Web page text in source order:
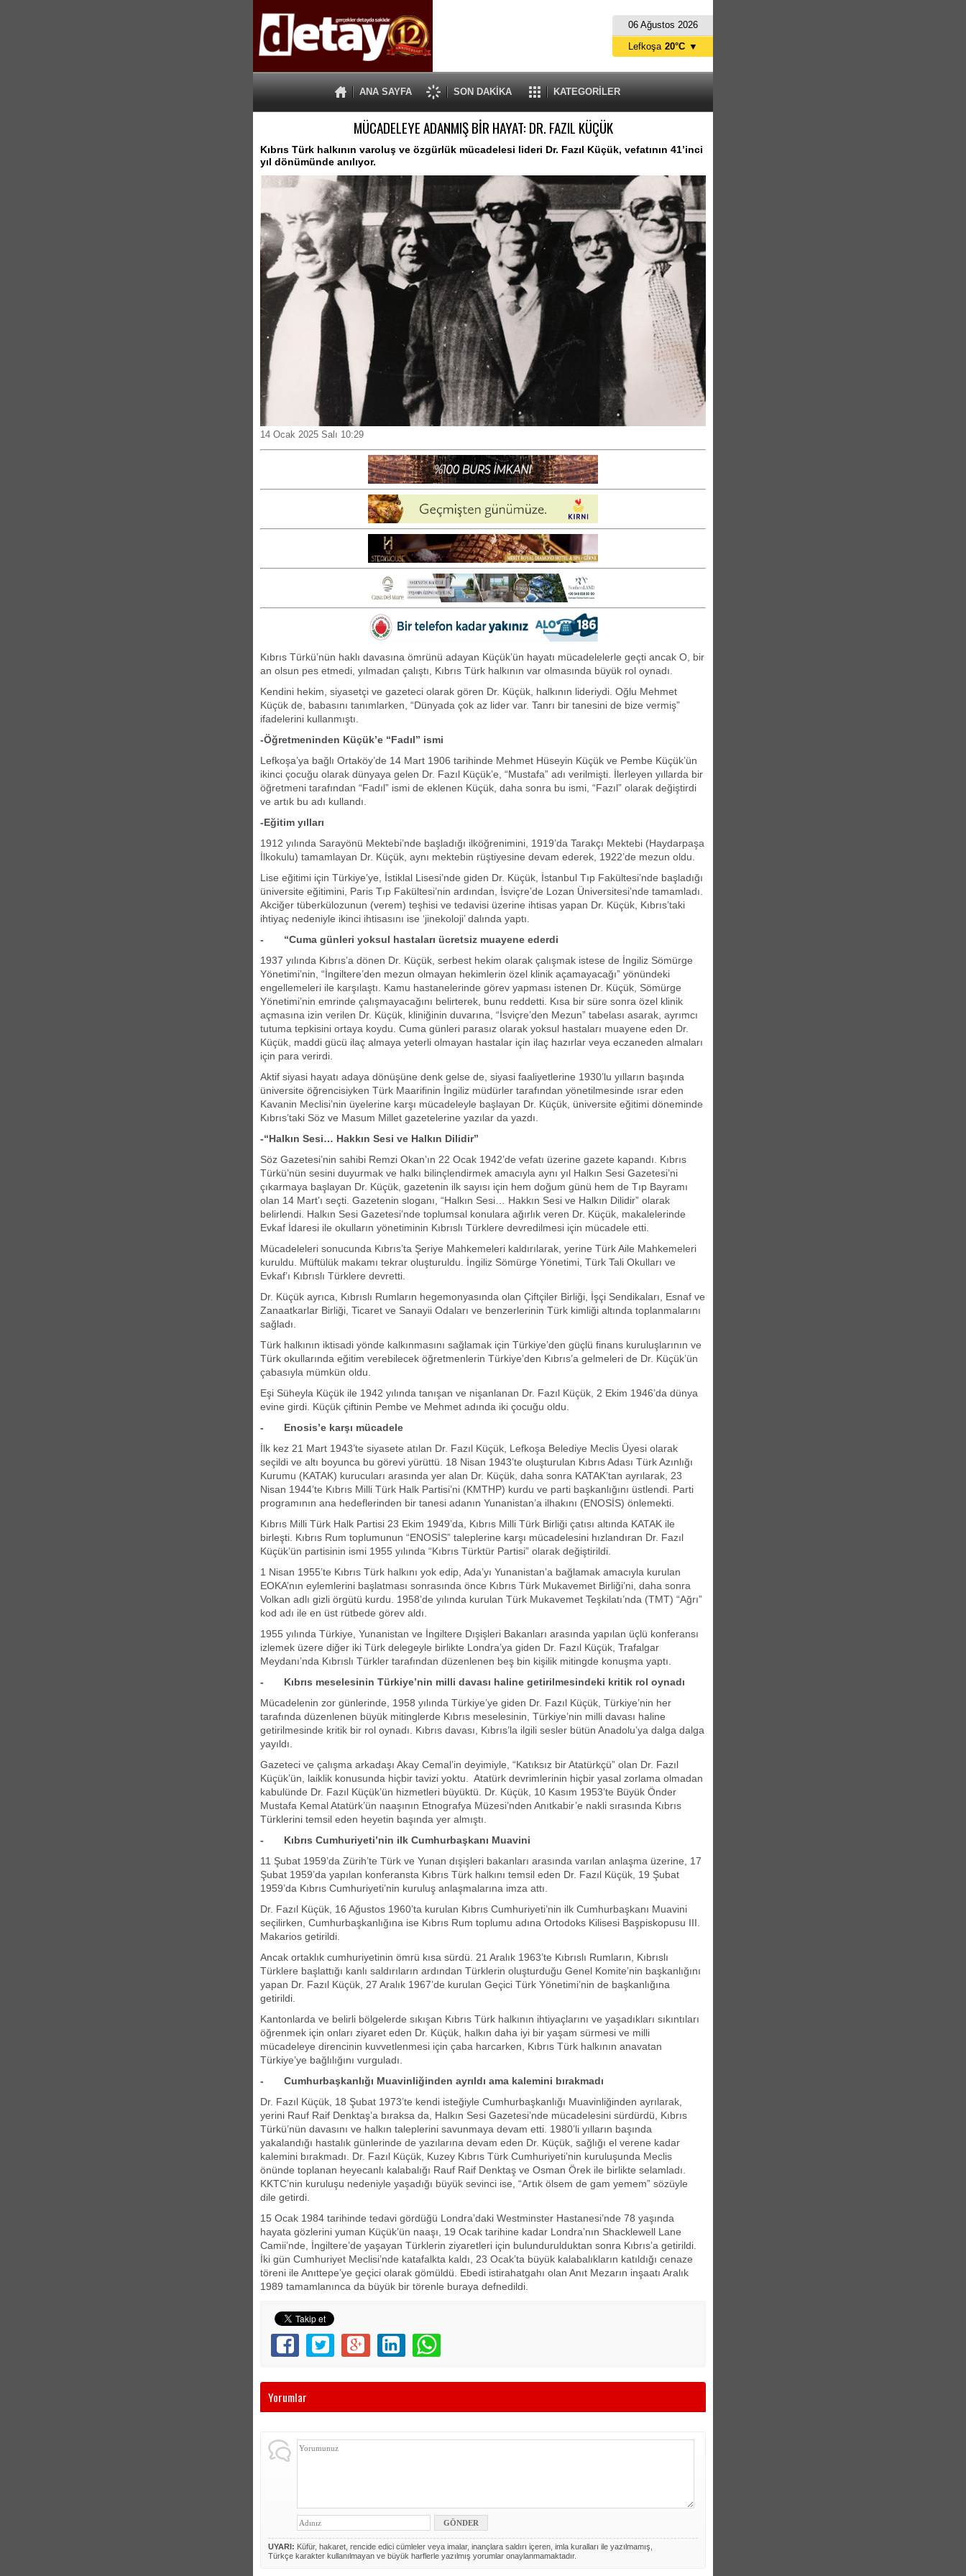
06 Ağustos 2026
ANA SAYFA SON DAKİKA KATEGORİLER
Lefkoşa 20°C ▼
İstanbul 22°C
MÜCADELEYE ADANMIŞ BİR HAYAT: DR. FAZIL KÜÇÜK
Kıbrıs Türk halkının varoluş ve özgürlük mücadelesi lideri Dr. Fazıl Küçük, vefatının 41’inci
yıl dönümünde anılıyor.
14 Ocak 2025 Salı 10:29
Kıbrıs Türkü’nün haklı davasına ömrünü adayan Küçük’ün hayatı mücadelelerle geçti ancak O, bir
an olsun pes etmedi, yılmadan çalıştı, Kıbrıs Türk halkının var olmasında büyük rol oynadı.
Kendini hekim, siyasetçi ve gazeteci olarak gören Dr. Küçük, halkının lideriydi. Oğlu Mehmet
Küçük de, babasını tanımlarken, “Dünyada çok az lider var. Tanrı bir tanesini de bize vermiş”
ifadelerini kullanmıştı.
-Öğretmeninden Küçük’e “Fadıl” ismi
Lefkoşa’ya bağlı Ortaköy’de 14 Mart 1906 tarihinde Mehmet Hüseyin Küçük ve Pembe Küçük’ün
ikinci çocuğu olarak dünyaya gelen Dr. Fazıl Küçük’e, “Mustafa” adı verilmişti. İlerleyen yıllarda bir
öğretmeni tarafından “Fadıl” ismi de eklenen Küçük, daha sonra bu ismi, “Fazıl” olarak değiştirdi
ve artık bu adı kullandı.
-Eğitim yılları
1912 yılında Sarayönü Mektebi’nde başladığı ilköğrenimini, 1919’da Tarakçı Mektebi (Haydarpaşa
İlkokulu) tamamlayan Dr. Küçük, aynı mektebin rüştiyesine devam ederek, 1922’de mezun oldu.
Lise eğitimi için Türkiye’ye, İstiklal Lisesi’nde giden Dr. Küçük, İstanbul Tıp Fakültesi’nde başladığı
üniversite eğitimini, Paris Tıp Fakültesi’nin ardından, İsviçre’de Lozan Üniversitesi’nde tamamladı.
Akciğer tüberkülozunun (verem) teşhisi ve tedavisi üzerine ihtisas yapan Dr. Küçük, Kıbrıs’taki
ihtiyaç nedeniyle ikinci ihtisasını ise ‘jinekoloji’ dalında yaptı.
- “Cuma günleri yoksul hastaları ücretsiz muayene ederdi
1937 yılında Kıbrıs’a dönen Dr. Küçük, serbest hekim olarak çalışmak istese de İngiliz Sömürge
Yönetimi’nin, “İngiltere’den mezun olmayan hekimlerin özel klinik açamayacağı” yönündeki
engellemeleri ile karşılaştı. Kamu hastanelerinde görev yapması istenen Dr. Küçük, Sömürge
Yönetimi’nin emrinde çalışmayacağını belirterek, bunu reddetti. Kısa bir süre sonra özel klinik
açmasına izin verilen Dr. Küçük, kliniğinin duvarına, “İsviçre’den Mezun” tabelası asarak, ayrımcı
tutuma tepkisini ortaya koydu. Cuma günleri parasız olarak yoksul hastaları muayene eden Dr.
Küçük, maddi gücü ilaç almaya yeterli olmayan hastalar için ilaç hazırlar veya eczaneden almaları
için para verirdi.
Aktif siyasi hayatı adaya dönüşüne denk gelse de, siyasi faaliyetlerine 1930’lu yılların başında
üniversite öğrencisiyken Türk Maarifinin İngiliz müdürler tarafından yönetilmesinde ısrar eden
Kavanin Meclisi’nin üyelerine karşı mücadeleyle başlayan Dr. Küçük, üniversite eğitimi döneminde
Kıbrıs’taki Söz ve Masum Millet gazetelerine yazılar da yazdı.
-“Halkın Sesi… Hakkın Sesi ve Halkın Dilidir”
Söz Gazetesi’nin sahibi Remzi Okan’ın 22 Ocak 1942’de vefatı üzerine gazete kapandı. Kıbrıs
Türkü’nün sesini duyurmak ve halkı bilinçlendirmek amacıyla aynı yıl Halkın Sesi Gazetesi’ni
çıkarmaya başlayan Dr. Küçük, gazetenin ilk sayısı için hem doğum günü hem de Tıp Bayramı
olan 14 Mart’ı seçti. Gazetenin sloganı, “Halkın Sesi… Hakkın Sesi ve Halkın Dilidir” olarak
belirlendi. Halkın Sesi Gazetesi’nde toplumsal konulara ağırlık veren Dr. Küçük, makalelerinde
Evkaf İdaresi ile okulların yönetiminin Kıbrıslı Türklere devredilmesi için mücadele etti.
Mücadeleleri sonucunda Kıbrıs’ta Şeriye Mahkemeleri kaldırılarak, yerine Türk Aile Mahkemeleri
kuruldu. Müftülük makamı tekrar oluşturuldu. İngiliz Sömürge Yönetimi, Türk Tali Okulları ve
Evkaf’ı Kıbrıslı Türklere devretti.
Dr. Küçük ayrıca, Kıbrıslı Rumların hegemonyasında olan Çiftçiler Birliği, İşçi Sendikaları, Esnaf ve
Zanaatkarlar Birliği, Ticaret ve Sanayii Odaları ve benzerlerinin Türk kimliği altında toplanmalarını
sağladı.
Türk halkının iktisadi yönde kalkınmasını sağlamak için Türkiye’den güçlü finans kuruluşlarının ve
Türk okullarında eğitim verebilecek öğretmenlerin Türkiye’den Kıbrıs’a gelmeleri de Dr. Küçük’ün
çabasıyla mümkün oldu.
Eşi Süheyla Küçük ile 1942 yılında tanışan ve nişanlanan Dr. Fazıl Küçük, 2 Ekim 1946’da dünya
evine girdi. Küçük çiftinin Pembe ve Mehmet adında iki çocuğu oldu.
- Enosis’e karşı mücadele
İlk kez 21 Mart 1943’te siyasete atılan Dr. Fazıl Küçük, Lefkoşa Belediye Meclis Üyesi olarak
seçildi ve altı boyunca bu görevi yürüttü. 18 Nisan 1943’te oluşturulan Kıbrıs Adası Türk Azınlığı
Kurumu (KATAK) kurucuları arasında yer alan Dr. Küçük, daha sonra KATAK’tan ayrılarak, 23
Nisan 1944’te Kıbrıs Milli Türk Halk Partisi’ni (KMTHP) kurdu ve parti başkanlığını üstlendi. Parti
programının ana hedeflerinden bir tanesi adanın Yunanistan’a ilhakını (ENOSİS) önlemekti.
Kıbrıs Milli Türk Halk Partisi 23 Ekim 1949’da, Kıbrıs Milli Türk Birliği çatısı altında KATAK ile
birleşti. Kıbrıs Rum toplumunun “ENOSİS” taleplerine karşı mücadelesini hızlandıran Dr. Fazıl
Küçük’ün partisinin ismi 1955 yılında “Kıbrıs Türktür Partisi” olarak değiştirildi.
1 Nisan 1955’te Kıbrıs Türk halkını yok edip, Ada’yı Yunanistan’a bağlamak amacıyla kurulan
EOKA’nın eylemlerini başlatması sonrasında önce Kıbrıs Türk Mukavemet Birliği’ni, daha sonra
Volkan adlı gizli örgütü kurdu. 1958’de yılında kurulan Türk Mukavemet Teşkilatı’nda (TMT) “Ağrı”
kod adı ile en üst rütbede görev aldı.
1955 yılında Türkiye, Yunanistan ve İngiltere Dışişleri Bakanları arasında yapılan üçlü konferansı
izlemek üzere diğer iki Türk delegeyle birlikte Londra’ya giden Dr. Fazıl Küçük, Trafalgar
Meydanı’nda Kıbrıslı Türkler tarafından düzenlenen beş bin kişilik mitingde konuşma yaptı.
- Kıbrıs meselesinin Türkiye’nin milli davası haline getirilmesindeki kritik rol oynadı
Mücadelenin zor günlerinde, 1958 yılında Türkiye’ye giden Dr. Fazıl Küçük, Türkiye’nin her
tarafında düzenlenen büyük mitinglerde Kıbrıs meselesinin, Türkiye’nin milli davası haline
getirilmesinde kritik bir rol oynadı. Kıbrıs davası, Kıbrıs’la ilgili sesler bütün Anadolu’ya dalga dalga
yayıldı.
Gazeteci ve çalışma arkadaşı Akay Cemal’in deyimiyle, “Katıksız bir Atatürkçü” olan Dr. Fazıl
Küçük’ün, laiklik konusunda hiçbir tavizi yoktu. Atatürk devrimlerinin hiçbir yasal zorlama olmadan
kabulünde Dr. Fazıl Küçük’ün hizmetleri büyüktü. Dr. Küçük, 10 Kasım 1953’te Büyük Önder
Mustafa Kemal Atatürk’ün naaşının Etnografya Müzesi’nden Anıtkabir’e nakli sırasında Kıbrıs
Türklerini temsil eden heyetin başında yer almıştı.
- Kıbrıs Cumhuriyeti’nin ilk Cumhurbaşkanı Muavini
11 Şubat 1959’da Zürih’te Türk ve Yunan dışişleri bakanları arasında varılan anlaşma üzerine, 17
Şubat 1959’da yapılan konferansta Kıbrıs Türk halkını temsil eden Dr. Fazıl Küçük, 19 Şubat
1959’da Kıbrıs Cumhuriyeti’nin kuruluş anlaşmalarına imza attı.
Dr. Fazıl Küçük, 16 Ağustos 1960’ta kurulan Kıbrıs Cumhuriyeti’nin ilk Cumhurbaşkanı Muavini
seçilirken, Cumhurbaşkanlığına ise Kıbrıs Rum toplumu adına Ortodoks Kilisesi Başpiskopusu III.
Makarios getirildi.
Ancak ortaklık cumhuriyetinin ömrü kısa sürdü. 21 Aralık 1963’te Kıbrıslı Rumların, Kıbrıslı
Türklere başlattığı kanlı saldırıların ardından Türklerin oluşturduğu Genel Komite’nin başkanlığını
yapan Dr. Fazıl Küçük, 27 Aralık 1967’de kurulan Geçici Türk Yönetimi’nin de başkanlığına
getirildi.
Kantonlarda ve belirli bölgelerde sıkışan Kıbrıs Türk halkının ihtiyaçlarını ve yaşadıkları sıkıntıları
öğrenmek için onları ziyaret eden Dr. Küçük, halkın daha iyi bir yaşam sürmesi ve milli
mücadeleye direncinin kuvvetlenmesi için çaba harcarken, Kıbrıs Türk halkının anavatan
Türkiye’ye bağlılığını vurguladı.
- Cumhurbaşkanlığı Muavinliğinden ayrıldı ama kalemini bırakmadı
Dr. Fazıl Küçük, 18 Şubat 1973’te kendi isteğiyle Cumhurbaşkanlığı Muavinliğinden ayrılarak,
yerini Rauf Raif Denktaş’a bıraksa da, Halkın Sesi Gazetesi’nde mücadelesini sürdürdü, Kıbrıs
Türkü’nün davasını ve halkın taleplerini savunmaya devam etti. 1980’li yılların başında
yakalandığı hastalık günlerinde de yazılarına devam eden Dr. Küçük, sağlığı el verene kadar
kalemini bırakmadı. Dr. Fazıl Küçük, Kuzey Kıbrıs Türk Cumhuriyeti’nin kuruluşunda Meclis
önünde toplanan heyecanlı kalabalığı Rauf Raif Denktaş ve Osman Örek ile birlikte selamladı.
KKTC’nin kuruluşu nedeniyle yaşadığı büyük sevinci ise, “Artık ölsem de gam yemem” sözüyle
dile getirdi.
15 Ocak 1984 tarihinde tedavi gördüğü Londra’daki Westminster Hastanesi’nde 78 yaşında
hayata gözlerini yuman Küçük’ün naaşı, 19 Ocak tarihine kadar Londra’nın Shacklewell Lane
Camii’nde, İngiltere’de yaşayan Türklerin ziyaretleri için bulundurulduktan sonra Kıbrıs’a getirildi.
İki gün Cumhuriyet Meclisi’nde katafalkta kaldı, 23 Ocak’ta büyük kalabalıkların katıldığı cenaze
töreni ile Anıttepe’ye geçici olarak gömüldü. Ebedi istirahatgahı olan Anıt Mezarın inşaatı Aralık
1989 tamamlanınca da büyük bir törenle buraya defnedildi.
Yorumlar
UYARI: Küfür, hakaret, rencide edici cümleler veya imalar, inançlara saldırı içeren, imla kuralları ile yazılmamış,
Türkçe karakter kullanılmayan ve büyük harflerle yazılmış yorumlar onaylanmamaktadır.